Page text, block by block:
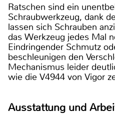
Ratschen sind ein
Schraubwerkzeug, dank
lassen sich Schrauben
das Werkzeug jedes Mal
Eindringender Schmutz
beschleunigen den
Mechanismus leider
wie die V4944 von Vigor
Ausstattung und